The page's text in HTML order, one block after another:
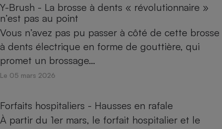
Y-Brush - La brosse à dents « révolutionnaire »
n’est pas au point
Vous n’avez pas pu passer à côté de cette brosse
à dents électrique en forme de gouttière, qui
promet un brossage…
Le 05 mars 2026
Forfaits hospitaliers - Hausses en rafale
À partir du 1er mars, le forfait hospitalier et le